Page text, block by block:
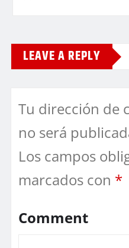
LEAVE A REPLY
Tu dirección de
no será
Los campos
marcados con *
Comment